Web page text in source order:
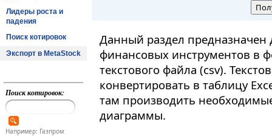
Лидеры роста и
падения
Поиск котировок
Экспорт в MetaStock
Поиск котировок:
Например: Газпром
Данный раздел
финансовых инструментов в
текстового файла (csv).
конвертировать в таблицу
там производить
диаграммы.